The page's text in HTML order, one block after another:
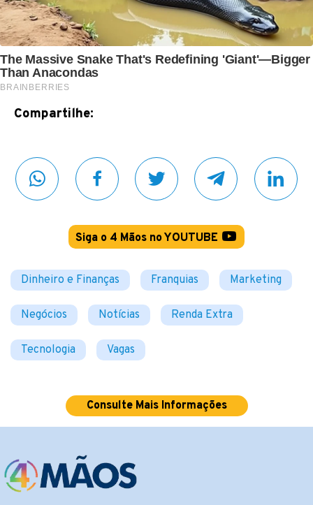
Compartilhe:
Siga o 4 Mãos no YOUTUBE
Dinheiro e Finanças Franquias Marketing
Negócios Notícias Renda Extra
Tecnologia Vagas
Consulte Mais Informações